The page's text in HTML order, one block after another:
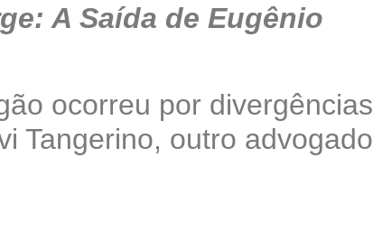
A Saída de Eugênio
ocorreu por divergências
Tangerino, outro advogado